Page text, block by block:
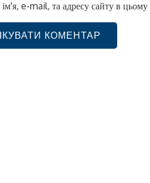
e-mail, та адресу сайту в